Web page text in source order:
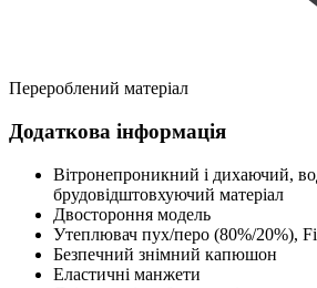
Перероблений матеріал
Додаткова інформація
Вітронепроникний і дихаючий,
брудовідштовхуючий матеріал
Двостороння модель
Утеплювач пух/перо (80%/20%),
Безпечний знімний капюшон
Еластичні манжети